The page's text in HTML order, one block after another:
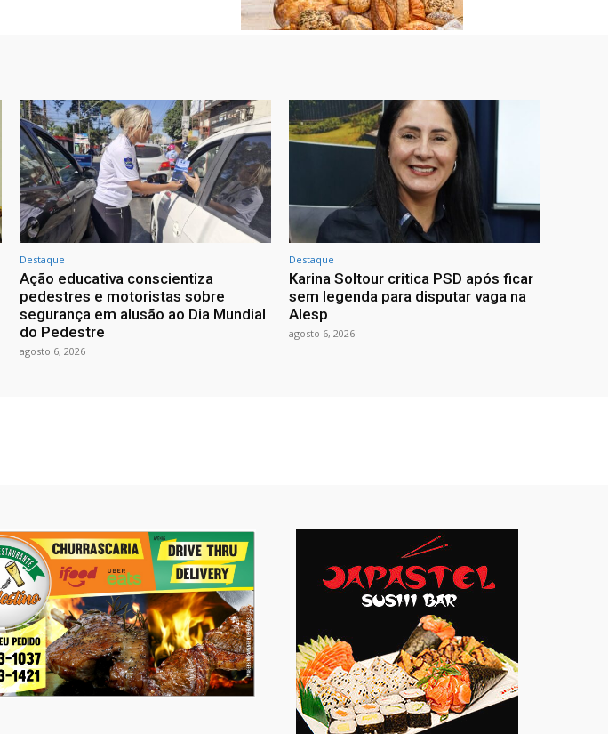
Destaque
Ação educativa conscientiza
pedestres e motoristas sobre
segurança em alusão ao Dia Mundial
do Pedestre
agosto 6, 2026
Destaque
Karina Soltour critica PSD após ficar
sem legenda para disputar vaga na
Alesp
agosto 6, 2026